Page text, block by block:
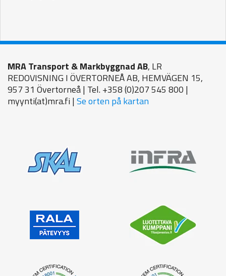
MRA Transport & Markbyggnad AB, LR
REDOVISNING I ÖVERTORNEÅ AB, HEMVÄGEN 15,
957 31 Övertorneå | Tel. +358 (0)207 545 800 |
myynti(at)mra.fi |Se orten på kartan